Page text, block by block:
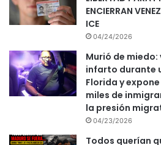
ENCIERRAN
ICE
04/24/2026
Murió de
infarto durante
Florida y
miles de
la presión
04/23/2026
Todos querían